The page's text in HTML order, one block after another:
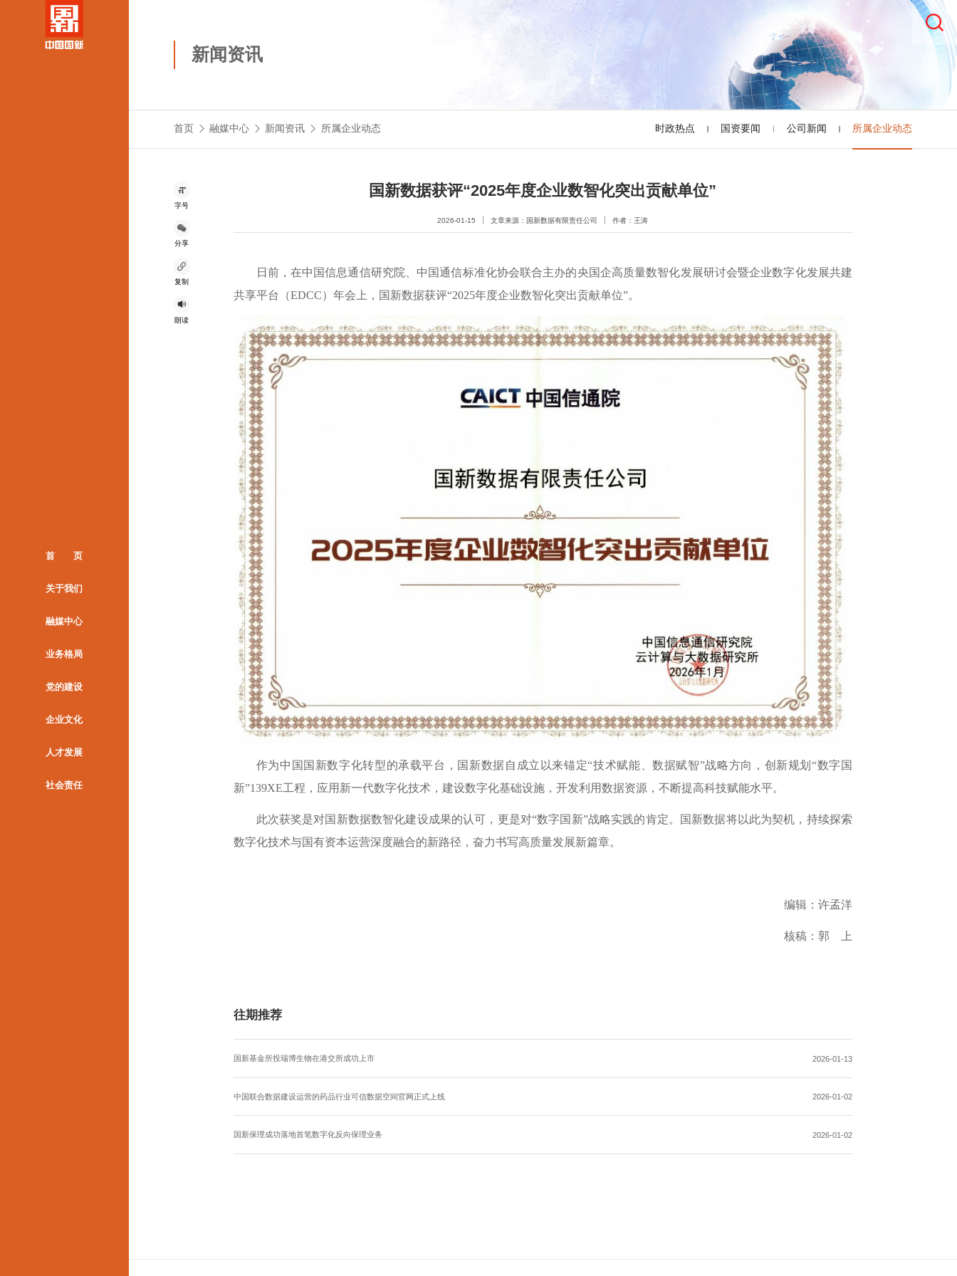
首 页
关于我们
融媒中心
业务格局
党的建设
企业文化
人才发展
社会责任
新闻资讯
首页 融媒中心 新闻资讯 所属企业动态 时政热点 国资要闻 公司新闻 所属企业动态
国新数据获评“2025年度企业数智化突出贡献单位”
2026-01-15 文章来源：国新数据有限责任公司 作者：王涛
日前，在中国信息通信研究院、中国通信标准化协会联合主办的央国企高质量数智化发展研讨会暨企业数字化发展共建
共享平台（EDCC）年会 上， 国新数据获评“2025年度企业数智化突出贡献单位”。
作为中国国新数字化转型的承载平台，国新数据自成立以来锚定“技术赋能、数据赋智”战略方向，创新规划“数字国
新”139XE工程，应用新一代数字化技术，建设数字化基础设施，开发利用数据资源，不断提高科技赋能水平。
此次获奖是对国新数据数智化建设成果的认可，更是对“数字国新”战略实践的肯定。
国新数据将以此为契机，持续探索
数字化技术与国有资本运营深度融合的新路径，奋力书写高质量发展新篇章。
编辑：许孟洋
核稿：郭 上
字号
分享
复制
朗读
往期推荐
国新基金所投瑞博生物在港交所成功上市 2026-01-13
中国联合数据建设运营的药品行业可信数据空间官网正式上线 2026-01-02
国新保理成功落地首笔数字化反向保理业务 2026-01-02